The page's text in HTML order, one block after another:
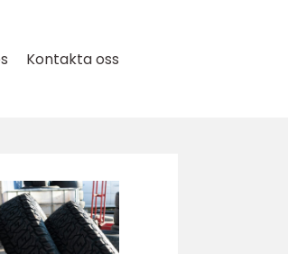
Kontakta oss